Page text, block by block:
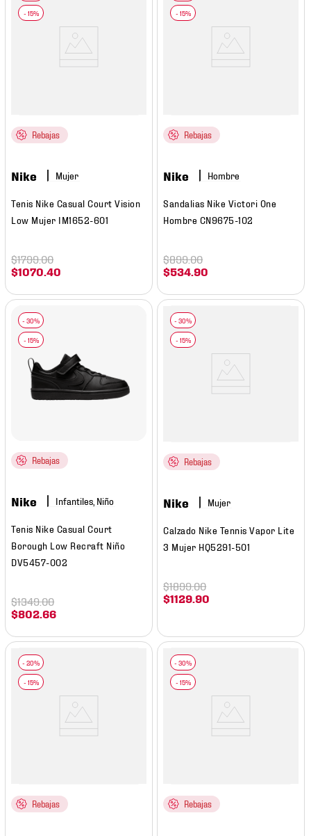
Rebajas
Nike Mujer
Tenis Nike Casual Court Vision
Low Mujer IM1652-601
$1070 .40
$1799.00
Rebajas
Nike Hombre
Sandalias Nike Victori One
Hombre CN9675-102
$534 .90
$899.00
Rebajas
Nike Infantiles, Niño
Tenis Nike Casual Court
Borough Low Recraft Niño
DV5457-002
$802 .66
$1349.00
Rebajas
Nike Mujer
Calzado Nike Tennis Vapor Lite
3 Mujer HQ5291-501
$1129 .90
$1899.00
Rebajas Rebajas